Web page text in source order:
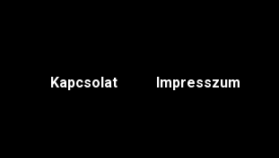
Kapcsolat Impresszum